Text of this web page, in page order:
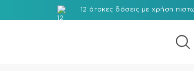
12 άτοκες δόσεις με χρήση